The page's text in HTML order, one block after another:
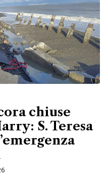
chiuse
S. Teresa